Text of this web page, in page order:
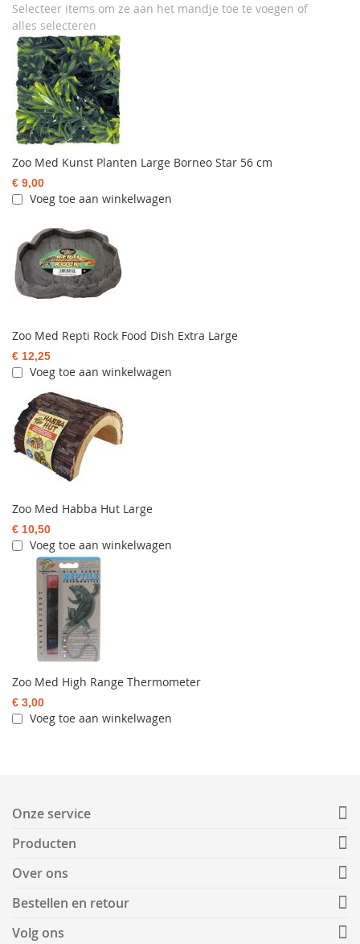
Selecteer items om ze aan het mandje toe te voegen of
alles selecteren
Zoo Med Kunst Planten Large Borneo Star 56 cm
€ 9,00
Voeg toe aan winkelwagen
Zoo Med Repti Rock Food Dish Extra Large
€ 12,25
Voeg toe aan winkelwagen
Zoo Med Habba Hut Large
€ 10,50
Voeg toe aan winkelwagen
Zoo Med High Range Thermometer
€ 3,00
Voeg toe aan winkelwagen
Onze service
Producten
Over ons
Bestellen en retour
Volg ons